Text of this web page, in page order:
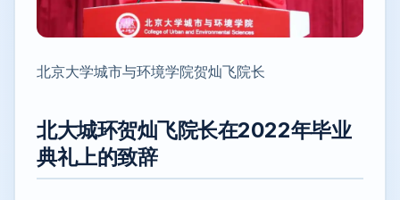
北京大学城市与环境学院贺灿飞院长
北大城环贺灿飞院长在2022年毕业
典礼上的致辞